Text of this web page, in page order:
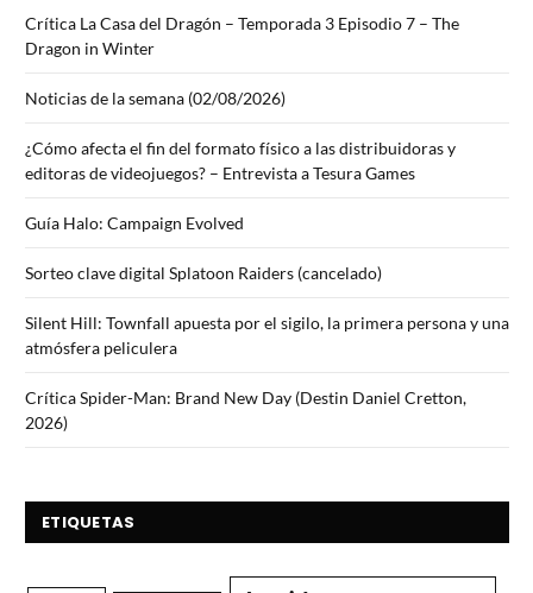
Crítica La Casa del Dragón – Temporada 3 Episodio 7 – The
Dragon in Winter
Noticias de la semana (02/08/2026)
¿Cómo afecta el fin del formato físico a las distribuidoras y
editoras de videojuegos? – Entrevista a Tesura Games
Guía Halo: Campaign Evolved
Sorteo clave digital Splatoon Raiders (cancelado)
Silent Hill: Townfall apuesta por el sigilo, la primera persona y una
atmósfera peliculera
Crítica Spider-Man: Brand New Day (Destin Daniel Cretton,
2026)
ETIQUETAS